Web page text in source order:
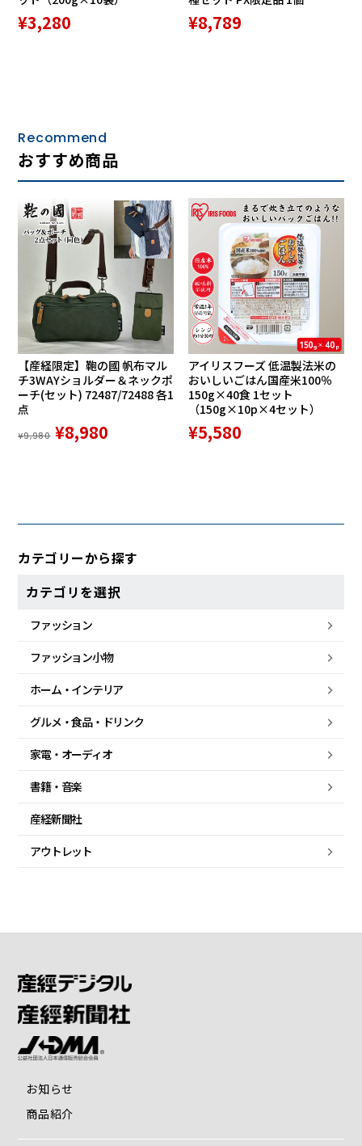
カテゴリーから探す
カテゴリを選択
ファッション
ファッション小物
ホーム・ インテリア
グルメ・食品・ ドリンク
家電・ オーディオ
書籍・音楽
産経新聞社
アウトレット
¥3,280 ¥8,789
Recommend
おすすめ商品
【産経限定】鞄の國 帆布マル
チ3WAYショルダー＆ネックポ
ーチ(セット) 72487/72488 各1
点
¥9,980 ¥8,980
アイリスフーズ 低温製法米の
おいしいごはん国産米100％
150g×40食 1セット
（150g×10p×4セット）
¥5,580
お知らせ
商品紹介